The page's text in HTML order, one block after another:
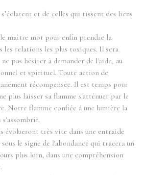
et de celles qui tissent des liens
maître mot pour enfin prendre la
relations les plus toxiques. Il sera
pas hésiter à demander de l'aide, au
et spirituel. Toute action de
récompensée. Il est temps pour
plus laisser sa flamme s'atténuer par le
Notre flamme confiée à une lumière la
évolueront très vite dans une entraide
le signe de l'abondance qui tracera un
plus loin, dans une compréhension